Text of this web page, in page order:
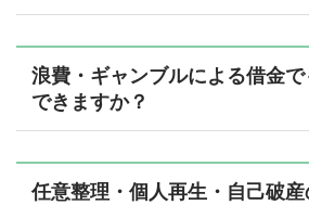
浪費・ギャンブルによる借金
できますか？
任意整理・個人再生・自己破